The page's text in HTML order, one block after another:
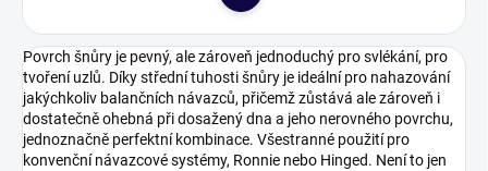
Povrch šnůry je pevný, ale zároveň jednoduchý pro svlékání, pro
tvoření uzlů. Díky střední tuhosti šnůry je ideální pro nahazování
jakýchkoliv balančních návazců, přičemž zůstává ale zároveň i
dostatečně ohebná při dosažený dna a jeho nerovného povrchu,
jednoznačně perfektní kombinace. Všestranné použití pro
konvenční návazcové systémy, Ronnie nebo Hinged. Není to jen